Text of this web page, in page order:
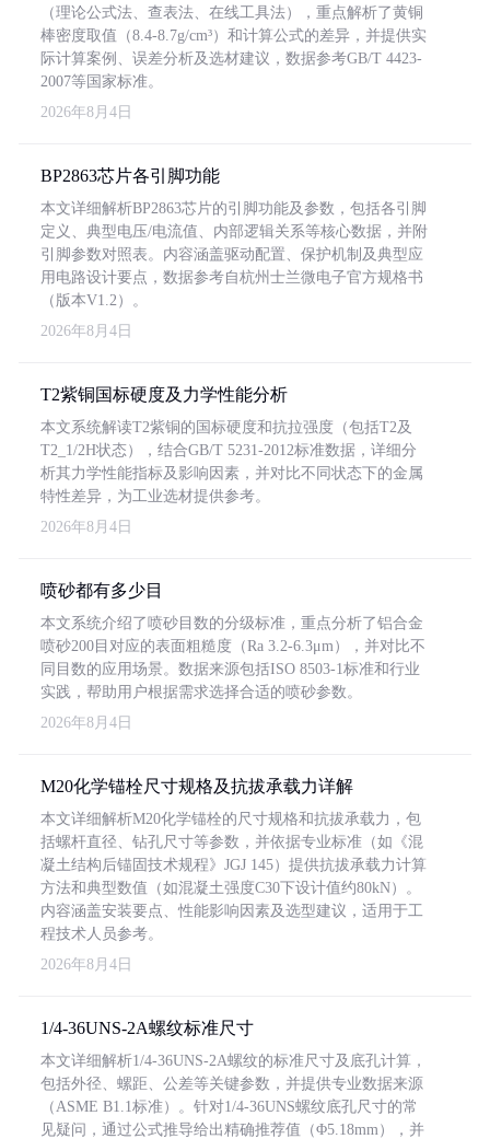
（理论公式法、查表法、在线工具法），重点解析了黄铜
棒密度取值（8.4-8.7g/cm³）和计算公式的差异，并提供实
际计算案例、误差分析及选材建议，数据参考GB/T 4423-
2007等国家标准。
2026年8月4日
BP2863芯片各引脚功能
本文详细解析BP2863芯片的引脚功能及参数，包括各引脚
定义、典型电压/电流值、内部逻辑关系等核心数据，并附
引脚参数对照表。内容涵盖驱动配置、保护机制及典型应
用电路设计要点，数据参考自杭州士兰微电子官方规格书
（版本V1.2）。
2026年8月4日
T2紫铜国标硬度及力学性能分析
本文系统解读T2紫铜的国标硬度和抗拉强度（包括T2及
T2_1/2H状态），结合GB/T 5231-2012标准数据，详细分
析其力学性能指标及影响因素，并对比不同状态下的金属
特性差异，为工业选材提供参考。
2026年8月4日
喷砂都有多少目
本文系统介绍了喷砂目数的分级标准，重点分析了铝合金
喷砂200目对应的表面粗糙度（Ra 3.2-6.3μm），并对比不
同目数的应用场景。数据来源包括ISO 8503-1标准和行业
实践，帮助用户根据需求选择合适的喷砂参数。
2026年8月4日
M20化学锚栓尺寸规格及抗拔承载力详解
本文详细解析M20化学锚栓的尺寸规格和抗拔承载力，包
括螺杆直径、钻孔尺寸等参数，并依据专业标准（如《混
凝土结构后锚固技术规程》JGJ 145）提供抗拔承载力计算
方法和典型数值（如混凝土强度C30下设计值约80kN）。
内容涵盖安装要点、性能影响因素及选型建议，适用于工
程技术人员参考。
2026年8月4日
1/4-36UNS-2A螺纹标准尺寸
本文详细解析1/4-36UNS-2A螺纹的标准尺寸及底孔计算，
包括外径、螺距、公差等关键参数，并提供专业数据来源
（ASME B1.1标准）。针对1/4-36UNS螺纹底孔尺寸的常
见疑问，通过公式推导给出精确推荐值（Φ5.18mm），并